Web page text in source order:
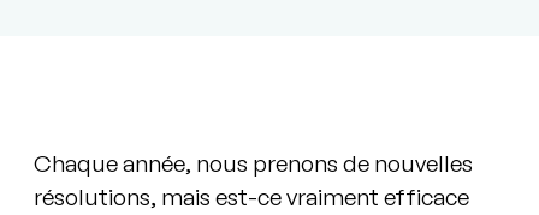
Chaque année, nous prenons de nouvelles
résolutions, mais est-ce vraiment efficace